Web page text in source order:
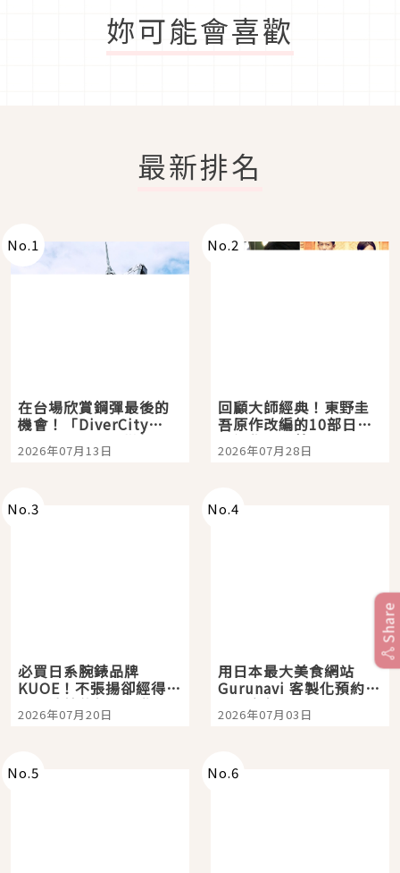
妳可能會喜歡
最新排名
No.1
在台場欣賞鋼彈最後的
機會！「DiverCity
Tokyo Plaza」搭船、
購物、美食及夜景，一
2026年07月13日
No.2
回顧大師經典！東野圭
吾原作改編的10部日本
影視作品推薦
2026年07月28日
No.3
必買日系腕錶品牌
KUOE！不張揚卻經得起
時間洗鍊的經典之作五
選
2026年07月20日
No.4
用日本最大美食網站
Gurunavi 客製化預約九
大都市餐廳，打造專屬
美食體驗！
2026年07月03日
No.5 No.6
Share